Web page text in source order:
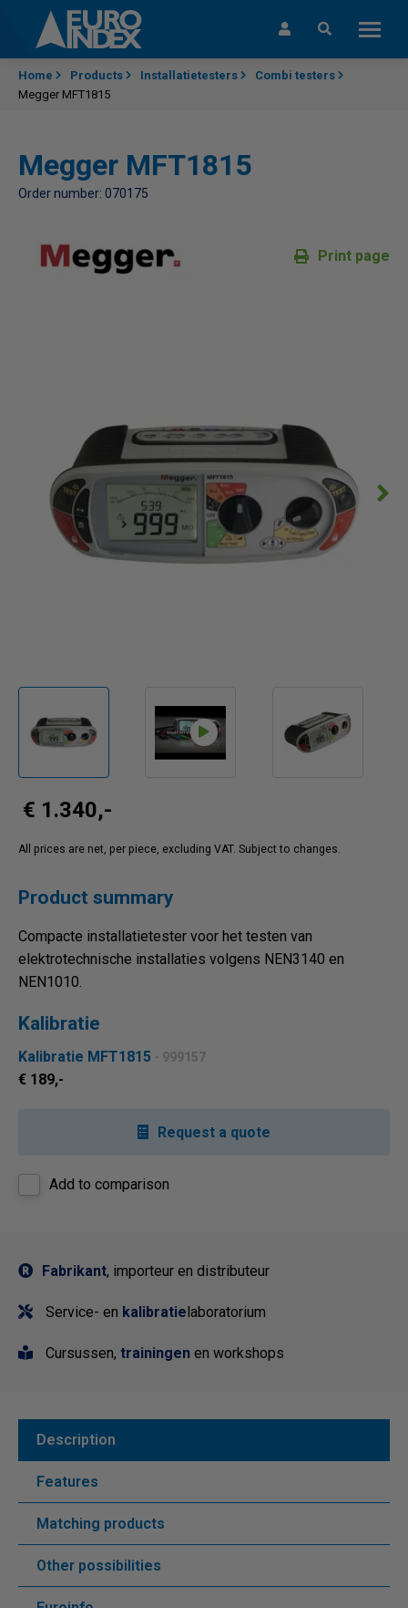
Skip to content
Home Products Installatietesters
Combi testers
Megger MFT1815
Megger MFT1815
Order number: 070175
Print page
€ 1.340,-
All prices are net, per piece, excluding VAT. Subject to changes.
Product summary
Compacte installatietester voor het testen van
elektrotechnische installaties volgens NEN3140 en
NEN1010.
Kalibratie
Kalibratie MFT1815 - 999157
€ 189,-
Request a quote
Add to comparison
Fabrikant, importeur en distributeur
Service- en kalibratielaboratorium
Cursussen, trainingen en workshops
Description
Features
Matching products
Other possibilities